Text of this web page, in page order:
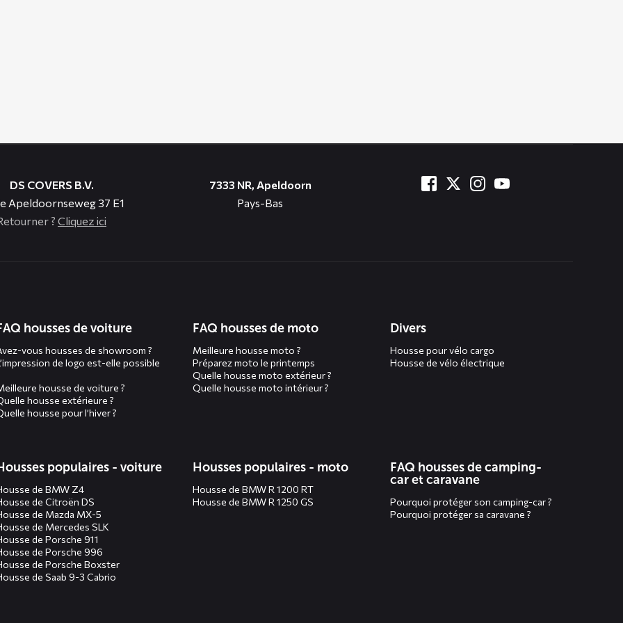
DS COVERS B.V.
Apeldoornseweg 37 E1
? Cliquez ici
7333 NR, Apeldoorn
Pays-Bas
housses de voiture
vous housses de showroom ?
de logo est-elle possible
housse de voiture ?
housse extérieure ?
housse pour l’hiver ?
FAQ housses de moto
Meilleure housse moto ?
Préparez moto le printemps
Quelle housse moto extérieur ?
Quelle housse moto intérieur ?
Divers
Housse pour vélo cargo
Housse de vélo électrique
populaires - voiture
de BMW Z4
de Citroën DS
de Mazda MX-5
de Mercedes SLK
de Porsche 911
de Porsche 996
de Porsche Boxster
de Saab 9-3 Cabrio
Housses populaires - moto
Housse de BMW R 1200 RT
Housse de BMW R 1250 GS
FAQ housses de camping-
car et caravane
Pourquoi protéger son camping-car ?
Pourquoi protéger sa caravane ?